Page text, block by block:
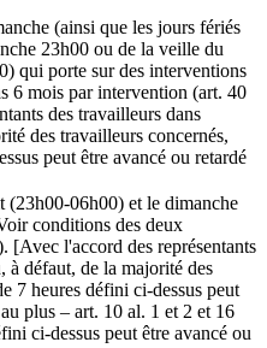
(ainsi que les jours fériés
23h00 ou de la veille du
qui porte sur des interventions
6 mois par intervention (art. 40
des travailleurs dans
des travailleurs concernés,
peut être avancé ou retardé
(23h00-06h00) et le dimanche
conditions des deux
[Avec l'accord des représentants
à défaut, de la majorité des
7 heures défini ci-dessus peut
plus – art. 10 al. 1 et 2 et 16
ci-dessus peut être avancé ou